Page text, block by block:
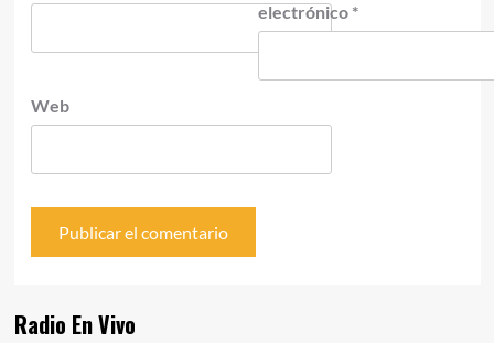
electrónico *
Web
Radio En Vivo